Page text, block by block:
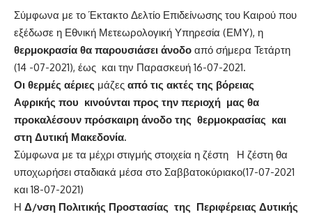
Σύμφωνα με το Έκτακτο Δελτίο Επιδείνωσης του Καιρού που
εξέδωσε η Εθνική Μετεωρολογική Υπηρεσία (ΕΜΥ), η
θερμοκρασία θα παρουσιάσει άνοδο από σήμερα Τετάρτη
(14 -07-2021), έως και την Παρασκευή 16-07-2021.
Οι θερμές αέριες μάζες από τις ακτές της βόρειας
Αφρικής που κινούνται προς την περιοχή μας θα
προκαλέσουν πρόσκαιρη άνοδο της θερμοκρασίας και
στη Δυτική Μακεδονία.
Σύμφωνα με τα μέχρι στιγμής στοιχεία η ζέστη Η ζέστη θα
υποχωρήσει σταδιακά μέσα στο Σαββατοκύριακο(17-07-2021
και 18-07-2021)
Η Δ/νση Πολιτικής Προστασίας της Περιφέρειας Δυτικής